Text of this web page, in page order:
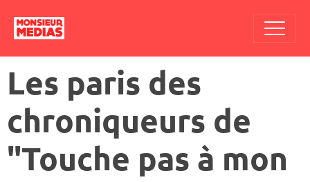
Les paris des
chroniqueurs de
"Touche pas à mon